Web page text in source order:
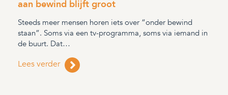
aan bewind blijft groot
Steeds meer mensen horen iets over “onder bewind
staan”. Soms via een tv-programma, soms via iemand in
de buurt. Dat…
Lees verder